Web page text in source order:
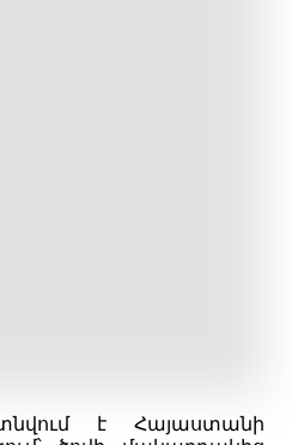
է Հայաստանի